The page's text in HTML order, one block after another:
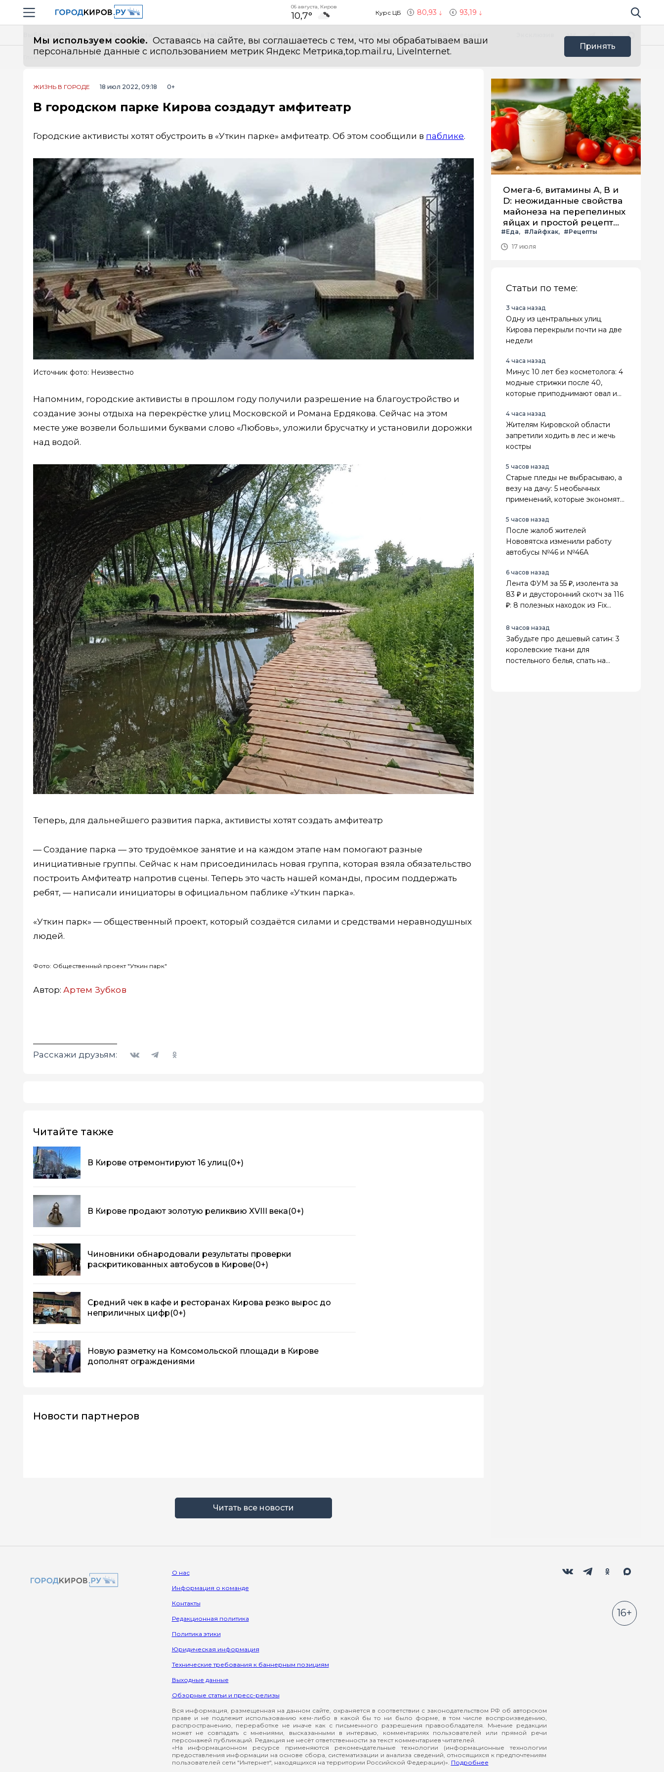
Навигация сайта
06 августа, Киров
10,7° Курс ЦБ 80,93 93,19 Поиск по
Мы используем cookie. Оставаясь на сайте, вы соглашаетесь с тем, что мы обрабатываем ваши
персональные данные с использованием метрик Яндекс Метрика,top.mail.ru, LiveInternet.
Принять
Все новости
Главная Лента новостей
ЖИЗНЬ В ГОРОДЕ 18 июл 2022, 09:18 0+
В городском парке Кирова создадут амфитеатр
Городские активисты хотят обустроить в «Уткин парке» амфитеатр. Об этом сообщили в паблике.
Источник фото: Неизвестно
Напомним, городские активисты в прошлом году получили разрешение на благоустройство и
создание зоны отдыха на перекрёстке улиц Московской и Романа Ердякова. Сейчас на этом
месте уже возвели большими буквами слово «Любовь», уложили брусчатку и установили дорожки
над водой.
Теперь, для дальнейшего развития парка, активисты хотят создать амфитеатр
— Создание парка — это трудоёмкое занятие и на каждом этапе нам помогают разные
инициативные группы. Сейчас к нам присоединилась новая группа, которая взяла обязательство
построить Амфитеатр напротив сцены. Теперь это часть нашей команды, просим поддержать
ребят, — написали инициаторы в официальном паблике «Уткин парка».
«Уткин парк» — общественный проект, который создаётся силами и средствами неравнодушных
людей.
Фото: Общественный проект "Уткин парк"
Автор: Артем Зубков
Расскажи друзьям:
Читайте также
В Кирове отремонтируют 16 улиц(0+)
В Кирове продают золотую реликвию XVIII века(0+)
Чиновники обнародовали результаты проверки
раскритикованных автобусов в Кирове(0+)
Средний чек в кафе и ресторанах Кирова резко вырос до
неприличных цифр(0+)
Новую разметку на Комсомольской площади в Кирове
дополнят ограждениями
Новости партнеров
Читать все новости
Омега-6, витамины А, В и
D: неожиданные свойства
майонеза на перепелиных
яйцах и простой рецепт
летнего салата с ним
#Еда #Лайфхак
#Рецепты
17 июля
Статьи по теме:
3 часа назад
Одну из центральных улиц
Кирова перекрыли почти на две
недели
4 часа назад
Минус 10 лет без косметолога: 4
модные стрижки после 40,
которые приподнимают овал и
4 часа назад
Жителям Кировской области
запретили ходить в лес и жечь
костры
5 часов назад
Старые пледы не выбрасываю, а
везу на дачу: 5 необычных
применений, которые экономят
5 часов назад
После жалоб жителей
Нововятска изменили работу
автобусы №46 и №46А
6 часов назад
Лента ФУМ за 55 ₽, изолента за
83 ₽ и двусторонний скотч за 116
₽: 8 полезных находок из Fix
8 часов назад
Забудьте про дешевый сатин: 3
королевские ткани для
постельного белья, спать на
О нас
Информация о команде
Контакты
Редакционная политика
Политика этики
Юридическая информация
Технические требования к баннерным позициям
Выходные данные
Обзорные статьи и пресс-релизы
Вся информация, размещенная на данном сайте, охраняется в соответствии с законодательством РФ об авторском
праве и не подлежит использованию кем-либо в какой бы то ни было форме, в том числе воспроизведению,
распространению, переработке не иначе как с письменного разрешения правообладателя. Мнение редакции
может не совпадать с мнениями, высказанными в интервью, комментариях пользователей или прямой речи
персонажей публикаций. Редакция не несёт ответственности за текст комментариев читателей.
«На информационном ресурсе применяются рекомендательные технологии (информационные технологии
предоставления информации на основе сбора, систематизации и анализа сведений, относящихся к предпочтениям
пользователей сети "Интернет", находящихся на территории Российской Федерации)». Подробнее
16+